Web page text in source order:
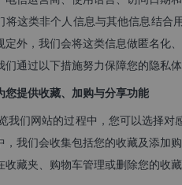
将这类非个人信息与其他信息结合
定外，我们会将这类信息做匿名化
们通过以下措施努力保障您的隐私
您提供收藏、加购与分享功能
我们网站的过程中，您可以选择对
，我们会收集包括您的收藏及添加
收藏夹、购物车管理或删除您的收